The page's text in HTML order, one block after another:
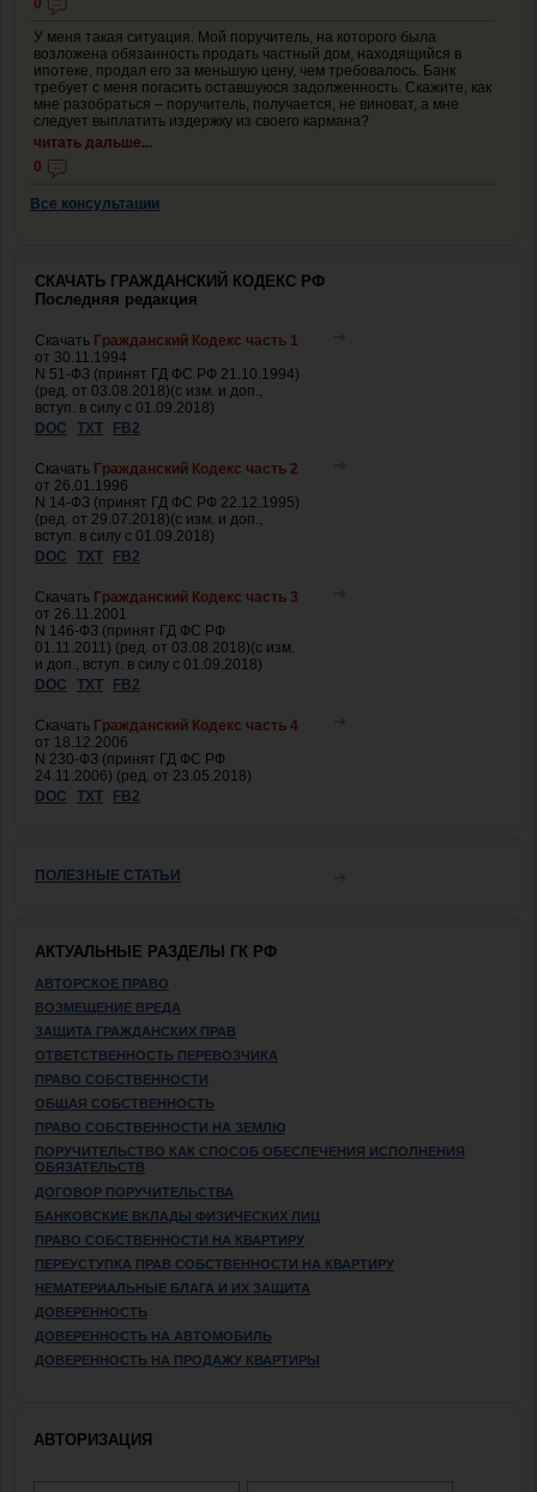
0
У меня такая ситуация. Мой поручитель, на которого была
возложена обязанность продать частный дом, находящийся в
ипотеке, продал его за меньшую цену, чем требовалось. Банк
требует с меня погасить оставшуюся задолженность. Скажите, как
мне разобраться – поручитель, получается, не виноват, а мне
следует выплатить издержку из своего кармана?
читать дальше...
0
Все консультации
СКАЧАТЬ ГРАЖДАНСКИЙ КОДЕКС РФ
Последняя редакция
Скачать Гражданский Кодекс часть 1
от 30.11.1994
N 51-ФЗ (принят ГД ФС РФ 21.10.1994)
(ред. от 03.08.2018)(с изм. и доп.,
вступ. в силу с 01.09.2018)
DOC
TXT FB2
Скачать Гражданский Кодекс часть 2
от 26.01.1996
N 14-ФЗ (принят ГД ФС РФ 22.12.1995)
(ред. от 29.07.2018)(с изм. и доп.,
вступ. в силу с 01.09.2018)
DOC
TXT FB2
Скачать Гражданский Кодекс часть 3
от 26.11.2001
N 146-ФЗ (принят ГД ФС РФ
01.11.2011) (ред. от 03.08.2018)(с изм.
и доп., вступ. в силу с 01.09.2018)
DOC
TXT FB2
Скачать Гражданский Кодекс часть 4
от 18.12.2006
N 230-ФЗ (принят ГД ФС РФ
24.11.2006) (ред. от 23.05.2018)
DOC
TXT FB2
ПОЛЕЗНЫЕ СТАТЬИ
АКТУАЛЬНЫЕ РАЗДЕЛЫ ГК РФ
АВТОРСКОЕ ПРАВО
ВОЗМЕЩЕНИЕ ВРЕДА
ЗАЩИТА ГРАЖДАНСКИХ ПРАВ
ОТВЕТСТВЕННОСТЬ ПЕРЕВОЗЧИКА
ПРАВО СОБСТВЕННОСТИ
ОБЩАЯ СОБСТВЕННОСТЬ
ПРАВО СОБСТВЕННОСТИ НА ЗЕМЛЮ
ПОРУЧИТЕЛЬСТВО КАК СПОСОБ ОБЕСПЕЧЕНИЯ ИСПОЛНЕНИЯ
ОБЯЗАТЕЛЬСТВ
ДОГОВОР ПОРУЧИТЕЛЬСТВА
БАНКОВСКИЕ ВКЛАДЫ ФИЗИЧЕСКИХ ЛИЦ
ПРАВО СОБСТВЕННОСТИ НА КВАРТИРУ
ПЕРЕУСТУПКА ПРАВ СОБСТВЕННОСТИ НА КВАРТИРУ
НЕМАТЕРИАЛЬНЫЕ БЛАГА И ИХ ЗАЩИТА
ДОВЕРЕННОСТЬ
ДОВЕРЕННОСТЬ НА АВТОМОБИЛЬ
ДОВЕРЕННОСТЬ НА ПРОДАЖУ КВАРТИРЫ
АВТОРИЗАЦИЯ